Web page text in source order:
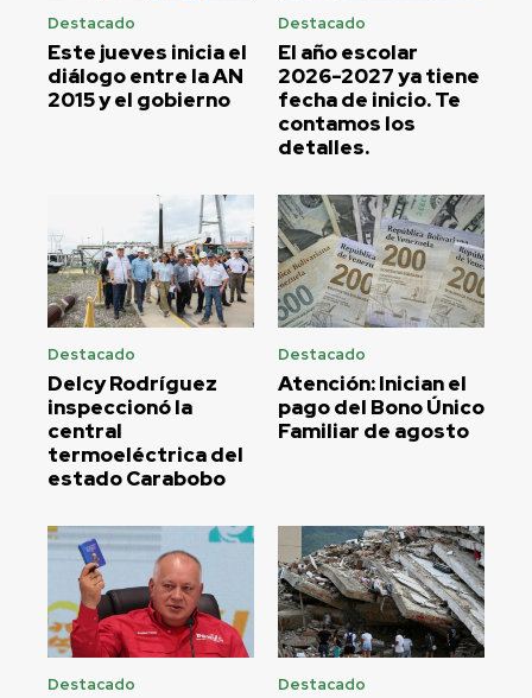
Destacado
Este jueves inicia el
diálogo entre la AN
2015 y el gobierno
Destacado
El año escolar
2026-2027 ya tiene
fecha de inicio. Te
contamos los
detalles.
Destacado
Delcy Rodríguez
inspeccionó la
central
termoeléctrica del
estado Carabobo
Destacado
Atención: Inician el
pago del Bono Único
Familiar de agosto
Destacado Destacado